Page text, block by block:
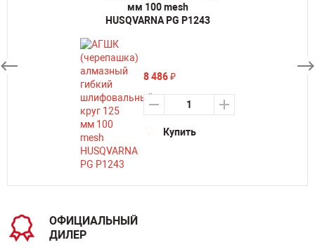
мм 100 mesh
HUSQVARNA PG P1243
8 486₽
Купить
ОФИЦИАЛЬНЫЙ
ДИЛЕР